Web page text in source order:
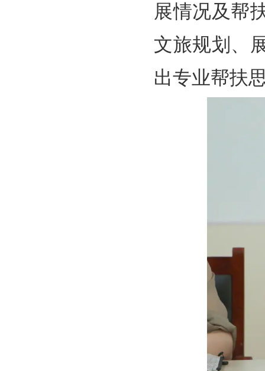
展情况及帮
文旅规划、
出专业帮扶